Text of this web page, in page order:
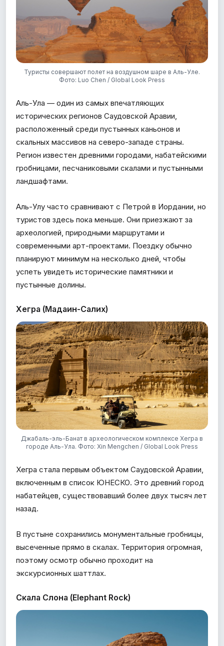
Туристы совершают полет на воздушном шаре в Аль-Уле.
Фото: Luo Chen / Global Look Press
Аль-Ула — один из самых впечатляющих
исторических регионов Саудовской Аравии,
расположенный среди пустынных каньонов и
скальных массивов на северо-западе страны.
Регион известен древними городами, набатейскими
гробницами, песчаниковыми скалами и пустынными
ландшафтами.
Аль-Улу часто сравнивают с Петрой в Иордании, но
туристов здесь пока меньше. Они приезжают за
археологией, природными маршрутами и
современными арт-проектами. Поездку обычно
планируют минимум на несколько дней, чтобы
успеть увидеть исторические памятники и
пустынные долины.
Хегра (Мадаин-Салих)
Джабаль-эль-Банат в археологическом комплексе Хегра в
городе Аль-Ула. Фото: Xin Mengchen / Global Look Press
Хегра стала первым объектом Саудовской Аравии,
включенным в список ЮНЕСКО. Это древний город
набатейцев, существовавший более двух тысяч лет
назад.
В пустыне сохранились монументальные гробницы,
высеченные прямо в скалах. Территория огромная,
поэтому осмотр обычно проходит на
экскурсионных шаттлах.
Скала Слона (Elephant Rock)